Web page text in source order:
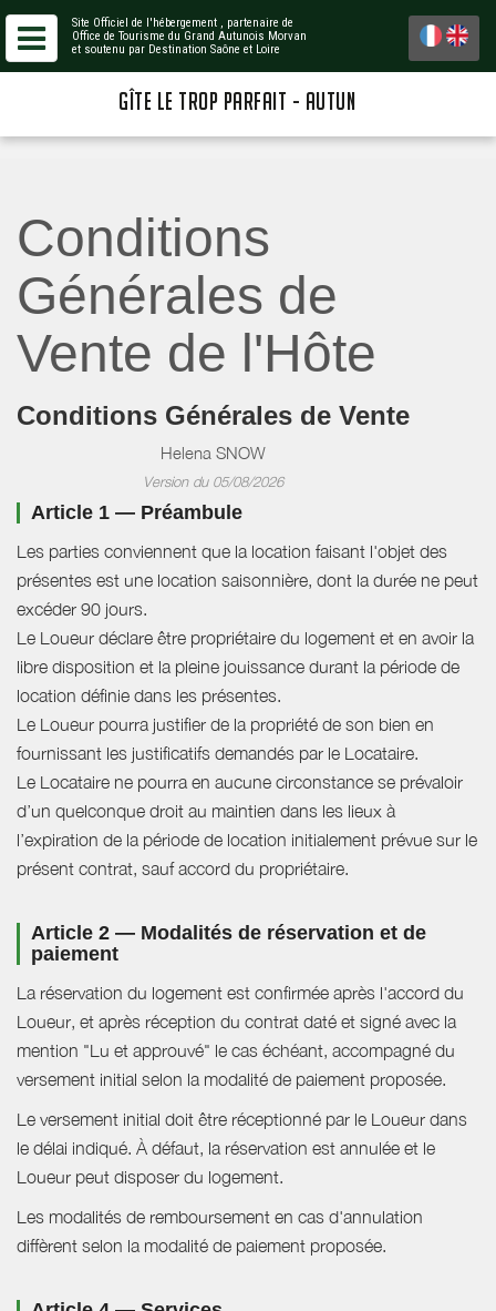
Site Officiel de l'hébergement , partenaire de
Office de Tourisme du Grand Autunois Morvan
et soutenu par Destination Saône et Loire
GÎTE LE TROP PARFAIT - AUTUN
Conditions
Générales de
Vente de l'Hôte
Conditions Générales de Vente
Helena SNOW
Version du 05/08/2026
Article 1 — Préambule
Les parties conviennent que la location faisant l'objet des
présentes est une location saisonnière, dont la durée ne peut
excéder 90 jours.
Le Loueur déclare être propriétaire du logement et en avoir la
libre disposition et la pleine jouissance durant la période de
location définie dans les présentes.
Le Loueur pourra justifier de la propriété de son bien en
fournissant les justificatifs demandés par le Locataire.
Le Locataire ne pourra en aucune circonstance se prévaloir
d’un quelconque droit au maintien dans les lieux à
l’expiration de la période de location initialement prévue sur le
présent contrat, sauf accord du propriétaire.
Article 2 — Modalités de réservation et de
paiement
La réservation du logement est confirmée après l'accord du
Loueur, et après réception du contrat daté et signé avec la
mention "Lu et approuvé" le cas échéant, accompagné du
versement initial selon la modalité de paiement proposée.
Le versement initial doit être réceptionné par le Loueur dans
le délai indiqué. À défaut, la réservation est annulée et le
Loueur peut disposer du logement.
Les modalités de remboursement en cas d'annulation
diffèrent selon la modalité de paiement proposée.